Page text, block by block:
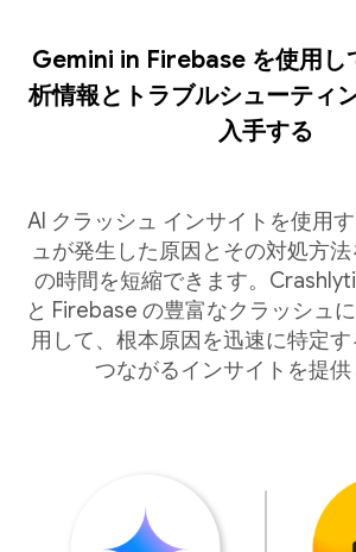
Gemini in Firebase を使用し
析情報とトラブルシューティ
入手する
AI クラッシュ インサイトを使用
ュが発生した原因とその対処方
の時間を短縮できます。
と Firebase の豊富なクラッシュ
用して、根本原因を迅速に特定
つながるインサイトを提供